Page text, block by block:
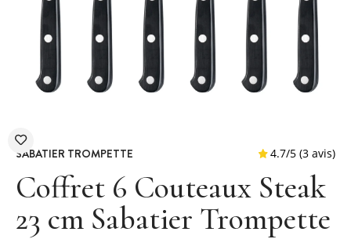
SABATIER TROMPETTE
Coffret 6 Couteaux Steak
23 cm Sabatier Trompette